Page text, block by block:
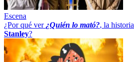
Escena
¿Por qué ver ¿Quién lo mató?, la
Stanley?